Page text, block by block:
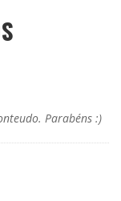
Parabéns :)